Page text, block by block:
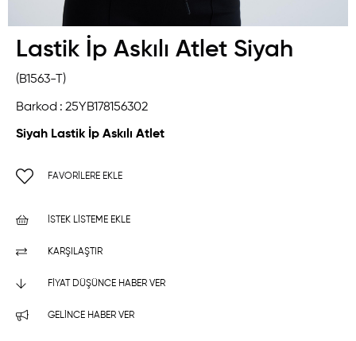
Lastik İp Askılı Atlet Siyah
(B1563-T)
Barkod : 25YB178156302
Siyah Lastik İp Askılı Atlet
FAVORILERE EKLE
İSTEK LISTEME EKLE
KARŞILAŞTIR
FIYAT DÜŞÜNCE HABER VER
GELINCE HABER VER